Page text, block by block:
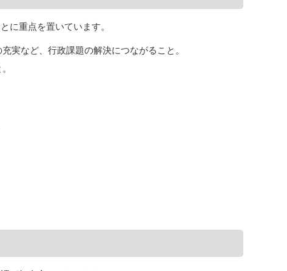
に重点を置いています。
実など、行政課題の解決につながること。